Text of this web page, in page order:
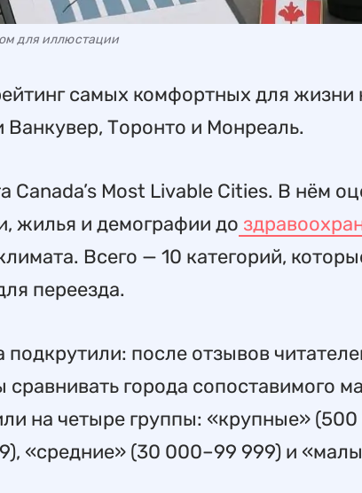
для иллюстации
самых комфортных для жизни
Торонто и Монреаль.
Canada’s Most Livable Cities. В нём
жилья и демографии до
Всего — 10 категорий,
переезда.
подкрутили: после отзывов
города сопоставимого
на четыре группы: «крупные»
«средние» (30 000–99 999) и